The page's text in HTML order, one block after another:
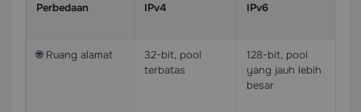
Perbedaan IPv4 IPv6
🌐 Ruang alamat
32-bit, pool
terbatas
128-bit, pool
yang jauh lebih
besar